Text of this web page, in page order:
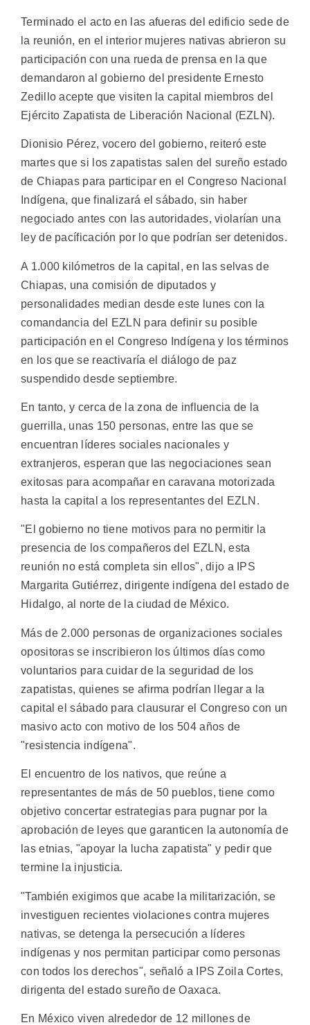
Terminado el acto en las afueras del edificio sede de
la reunión, en el interior mujeres nativas abrieron su
participación con una rueda de prensa en la que
demandaron al gobierno del presidente Ernesto
Zedillo acepte que visiten la capital miembros del
Ejército Zapatista de Liberación Nacional (EZLN).
Dionisio Pérez, vocero del gobierno, reiteró este
martes que si los zapatistas salen del sureño estado
de Chiapas para participar en el Congreso Nacional
Indígena, que finalizará el sábado, sin haber
negociado antes con las autoridades, violarían una
ley de pacíficación por lo que podrían ser detenidos.
A 1.000 kilómetros de la capital, en las selvas de
Chiapas, una comisión de diputados y
personalidades median desde este lunes con la
comandancia del EZLN para definir su posible
participación en el Congreso Indígena y los términos
en los que se reactivaría el diálogo de paz
suspendido desde septiembre.
En tanto, y cerca de la zona de influencia de la
guerrilla, unas 150 personas, entre las que se
encuentran líderes sociales nacionales y
extranjeros, esperan que las negociaciones sean
exitosas para acompañar en caravana motorizada
hasta la capital a los representantes del EZLN.
"El gobierno no tiene motivos para no permitir la
presencia de los compañeros del EZLN, esta
reunión no está completa sin ellos", dijo a IPS
Margarita Gutiérrez, dirigente indígena del estado de
Hidalgo, al norte de la ciudad de México.
Más de 2.000 personas de organizaciones sociales
opositoras se inscribieron los últimos días como
voluntarios para cuidar de la seguridad de los
zapatistas, quienes se afirma podrían llegar a la
capital el sábado para clausurar el Congreso con un
masivo acto con motivo de los 504 años de
"resistencia indígena".
El encuentro de los nativos, que reúne a
representantes de más de 50 pueblos, tiene como
objetivo concertar estrategias para pugnar por la
aprobación de leyes que garanticen la autonomía de
las etnias, "apoyar la lucha zapatista" y pedir que
termine la injusticia.
"También exigimos que acabe la militarización, se
investiguen recientes violaciones contra mujeres
nativas, se detenga la persecución a líderes
indígenas y nos permitan participar como personas
con todos los derechos", señaló a IPS Zoila Cortes,
dirigenta del estado sureño de Oaxaca.
En México viven alrededor de 12 millones de